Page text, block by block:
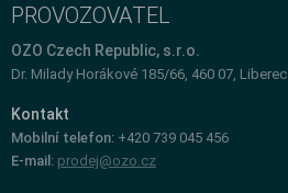
PROVOZOVATEL
OZO Czech Republic, s.r.o.
Dr. Milady Horákové 185/66, 460 07, Liberec
Kontakt
Mobilní telefon: +420 739 045 456
E-mail: prodej@ozo.cz